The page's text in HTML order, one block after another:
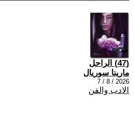
(47) الراحل
مارينا سوريال
2026 / 8 / 7
الادب والفن